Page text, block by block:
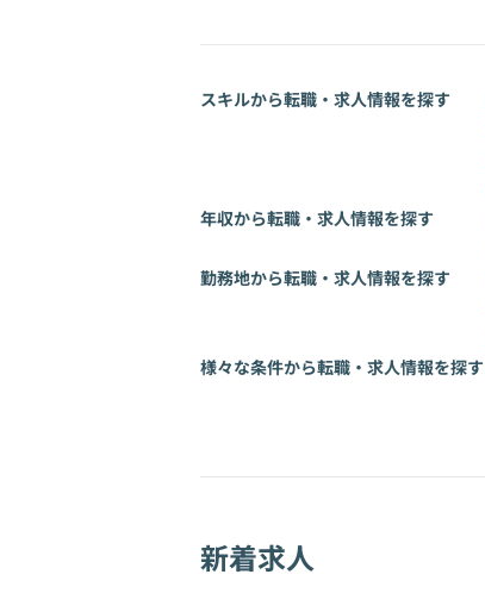
スキルから転職・求人情報を探す
年収から転職・求人情報を探す
勤務地から転職・求人情報を探す
様々な条件から転職・求人情報を探す
新着求人